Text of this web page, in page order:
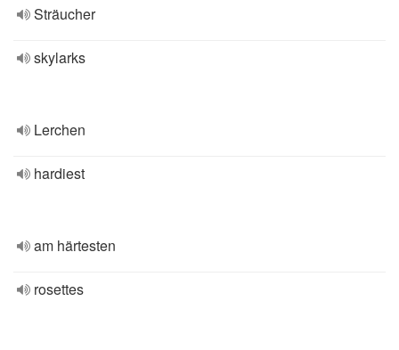
Sträucher
skylarks
Lerchen
hardiest
am härtesten
rosettes